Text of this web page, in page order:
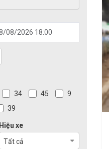
34 45
9
39
Hiệu xe
Tất cả